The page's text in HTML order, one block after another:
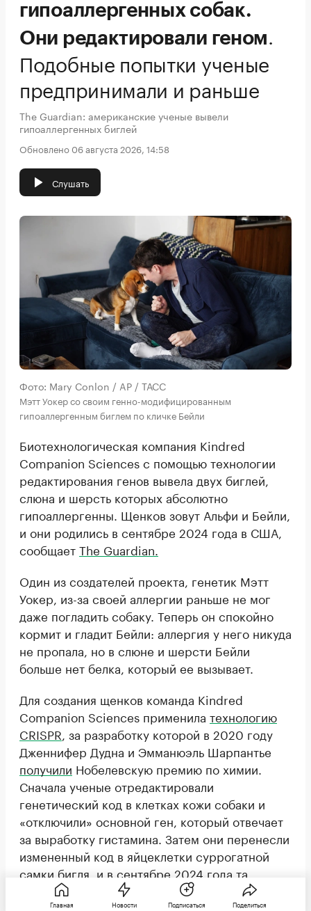
гипоаллергенных собак.
Они редактировали геном.
Подобные попытки ученые
предпринимали и раньше
The Guardian: американские ученые вывели
гипоаллергенных биглей
Обновлено 06 августа 2026, 14:58
Слушать
Фото: Mary Conlon / AP / ТАСС
Мэтт Уокер со своим генно-модифицированным
гипоаллергенным биглем по кличке Бейли
Биотехнологическая компания Kindred
Companion Sciences с помощью технологии
редактирования генов вывела двух биглей,
слюна и шерсть которых абсолютно
гипоаллергенны. Щенков зовут Альфи и Бейли,
и они родились в сентябре 2024 года в США,
сообщаетThe Guardian.
Один из создателей проекта, генетик Мэтт
Уокер, из-за своей аллергии раньше не мог
даже погладить собаку. Теперь он спокойно
кормит и гладит Бейли: аллергия у него никуда
не пропала, но в слюне и шерсти Бейли
больше нет белка, который ее вызывает.
Для создания щенков команда Kindred
Companion Sciences применила технологию
CRISPR , за разработку которой в 2020 году
Дженнифер Дудна и Эмманюэль Шарпантье
получили Нобелевскую премию по химии.
Сначала ученые отредактировали
генетический код в клетках кожи собаки и
«отключили» основной ген, который отвечает
за выработку гистамина. Затем они перенесли
измененный код в яйцеклетки суррогатной
самки бигля, и в сентябре 2024 года та
родила двух здоровых щенков женского пола.
После рождения исследователи проверили
Главная Новости Подписаться Поделиться